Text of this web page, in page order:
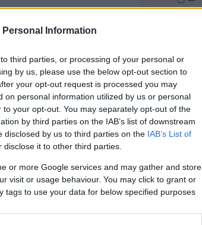
Personal Information
third parties, or processing of your personal or
by us, please use the below opt-out section to
your opt-out request is processed you may
on personal information utilized by us or personal
your opt-out. You may separately opt-out of the
by third parties on the IAB’s list of downstream
disclosed by us to third parties on the IAB’s List of
disclose it to other third parties.
or more Google services and may gather and store
visit or usage behaviour. You may click to grant or
tags to use your data for below specified purposes